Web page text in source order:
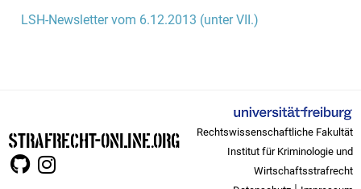
LSH-Newsletter vom 6.12.2013 (unter VII.)
STRAFRECHT-ONLINE.ORG
Rechtswissenschaftliche Fakultät
Institut für Kriminologie und
Wirtschaftsstrafrecht